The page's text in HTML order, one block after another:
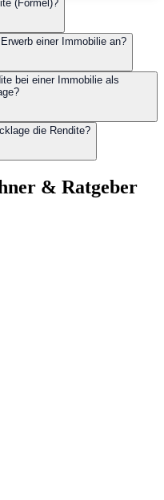
(Formel)?
einer Immobilie an?
bei einer Immobilie als
die Rendite?
& Ratgeber